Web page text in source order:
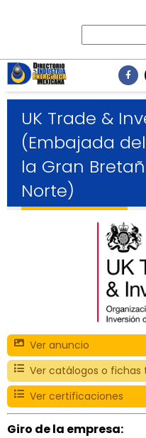
UK Trade &
(Embajada
la Gran
Norte)
Ver anuncio
Ver catálogos o fichas
Ver certificaciones
Giro de la empresa: